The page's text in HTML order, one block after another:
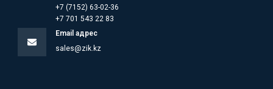
+7 (7152) 63-02-36
+7 701 543 22 83
Email адрес
sales@zik.kz